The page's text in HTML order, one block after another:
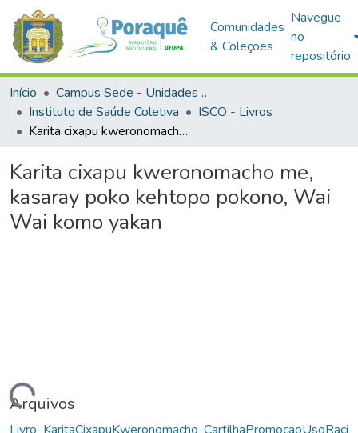
Comunidades
& Coleções
Navegue
no
repositório
Início
Campus Sede - Unidades Acadêmicas
Instituto de Saúde Coletiva
ISCO - Livros
Karita cixapu kweronomacho me, kasaray poko kehtopo pokono, Wai Wai komo yakan
Karita cixapu kweronomacho me,
kasaray poko kehtopo pokono, Wai
Wai komo yakan
Arquivos